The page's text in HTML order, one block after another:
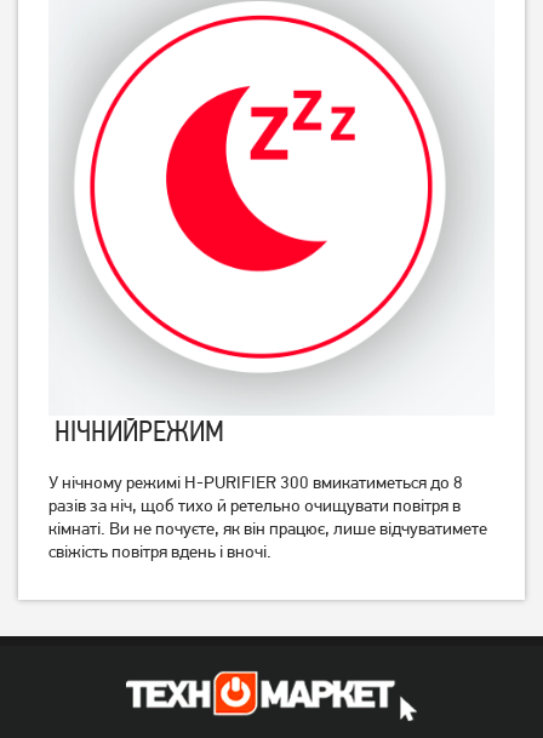
НІЧНИЙРЕЖИМ
У нічному режимі H-PURIFIER 300 вмикатиметься до 8
разів за ніч, щоб тихо й ретельно очищувати повітря в
кімнаті. Ви не почуєте, як він працює, лише відчуватимете
свіжість повітря вдень і вночі.